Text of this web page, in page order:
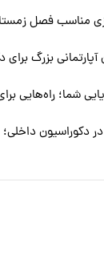
مناسب فصل
آپارتمانی بزرگ
شما؛ راه‌هایی